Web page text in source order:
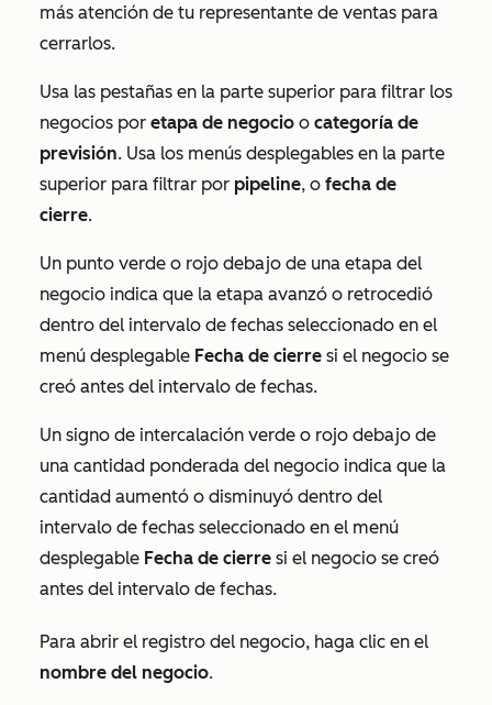
más atención de tu representante de ventas para
cerrarlos.
Usa las pestañas en la parte superior para filtrar los
negocios por etapa de negocio o categoría de
previsión. Usa los menús desplegables en la parte
superior para filtrar por pipeline, o fecha de
cierre.
Un punto verde o rojo debajo de una etapa del
negocio indica que la etapa avanzó o retrocedió
dentro del intervalo de fechas seleccionado en el
menú desplegable Fecha de cierre si el negocio se
creó antes del intervalo de fechas.
Un signo de intercalación verde o rojo debajo de
una cantidad ponderada del negocio indica que la
cantidad aumentó o disminuyó dentro del
intervalo de fechas seleccionado en el menú
desplegable Fecha de cierre si el negocio se creó
antes del intervalo de fechas.
Para abrir el registro del negocio, haga clic en el
nombre del negocio.